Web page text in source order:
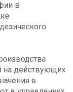
в
на действующих
в